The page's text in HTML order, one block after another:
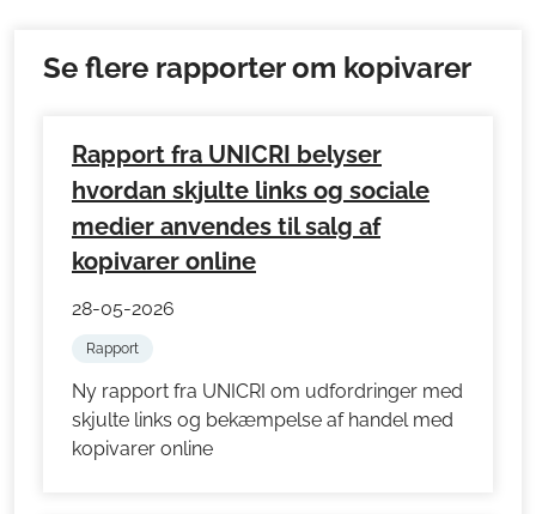
Se flere rapporter om kopivarer
Rapport fra UNICRI belyser
hvordan skjulte links og sociale
medier anvendes til salg af
kopivarer online
28-05-2026
Rapport
Ny rapport fra UNICRI om udfordringer med
skjulte links og bekæmpelse af handel med
kopivarer online